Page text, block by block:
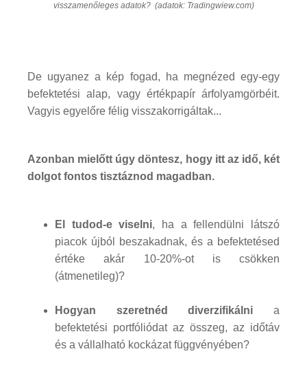
visszamenőleges adatok? (adatok: Tradingwiew.com)
De ugyanez a kép fogad, ha megnézed egy-egy
befektetési alap, vagy értékpapír árfolyamgörbéit.
Vagyis egyelőre félig visszakorrigáltak...
Azonban mielőtt úgy döntesz, hogy itt az idő, két
dolgot fontos tisztáznod magadban.
El tudod-e viselni, ha a fellendülni látszó
piacok újból beszakadnak, és a befektetésed
értéke akár 10-20%-ot is csökken
(átmenetileg)?
Hogyan szeretnéd diverzifikálni a
befektetési portfóliódat az összeg, az időtáv
és a vállalható kockázat függvényében?